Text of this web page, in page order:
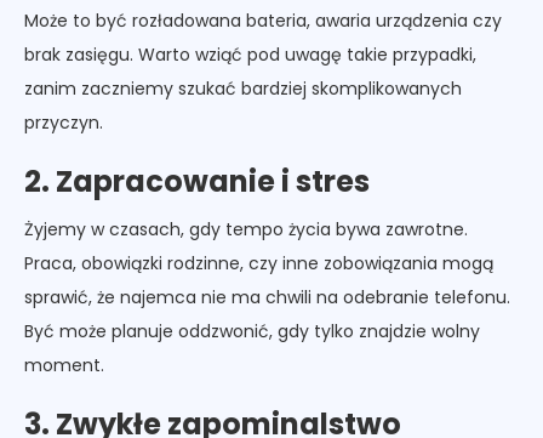
Może to być rozładowana bateria, awaria urządzenia czy
brak zasięgu. Warto wziąć pod uwagę takie przypadki,
zanim zaczniemy szukać bardziej skomplikowanych
przyczyn.
2. Zapracowanie i stres
Żyjemy w czasach, gdy tempo życia bywa zawrotne.
Praca, obowiązki rodzinne, czy inne zobowiązania mogą
sprawić, że najemca nie ma chwili na odebranie telefonu.
Być może planuje oddzwonić, gdy tylko znajdzie wolny
moment.
3. Zwykłe zapominalstwo